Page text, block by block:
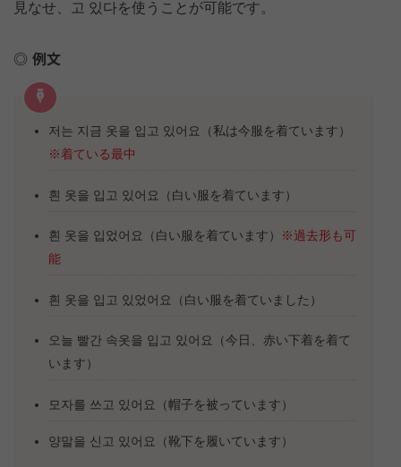
見なせ、고 있다を使うことが可能です。
例文
저는 지금 옷을 입고 있어요（私は今服を着ています）
※着ている最中
흰 옷을 입고 있어요（白い服を着ています）
흰 옷을 입었어요（白い服を着ています）
※過去形も可
能
흰 옷을 입고 있었어요（白い服を着ていました）
오늘 빨간 속옷을 입고 있어요（今日、赤い下着を着て
います）
모자를 쓰고 있어요（帽子を被っています）
양말을 신고 있어요（靴下を履いています）